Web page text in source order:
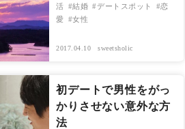
活
結婚 デートスポット
恋
愛
女性
2017.04.10 sweetsholic
初デートで男性をがっ
かりさせない意外な方
法